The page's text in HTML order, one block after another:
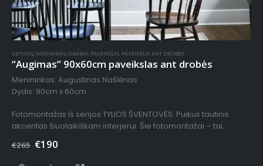
LIETUVIŲ MENININKŲ DARBAI, PAVEIKSLAI, PAVEIKSLAI ANT DROBĖS
“Augimas” 90x60cm paveikslas ant drobės
Menininkas: Augustinas Našlėnas
Dydis: 90cm x 60cm
Fotomontažas iš serijos TYLIOS ŠVENTOVĖS. Puikus tautinis
akcentas šiuolaikiškam interjerui. Šie fotomontažai – tai
ŠVENTOVĖS filmo. Juose matomi…
€265 €190